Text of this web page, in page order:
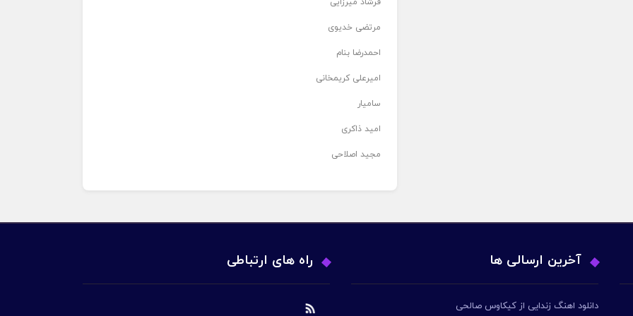
مرتضی خدیوی
احمدرضا بنام
امیرعلی کریمخانی
سامیار
امید ذاکری
مجید اصلاحی
آخرین ارسالی ها
دانلود اهنگ زندایی از کیکاوس صالحی
راه های ارتباطی